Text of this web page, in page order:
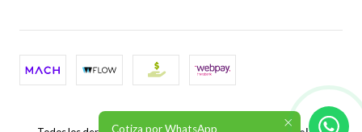
Cotiza por WhatsApp